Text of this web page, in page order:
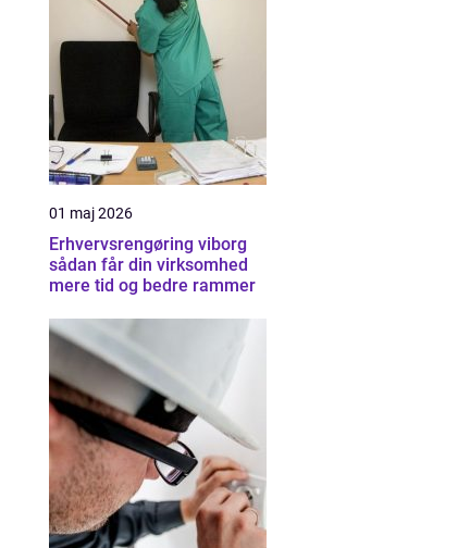
01 maj 2026
Erhvervsrengøring viborg
sådan får din virksomhed
mere tid og bedre rammer